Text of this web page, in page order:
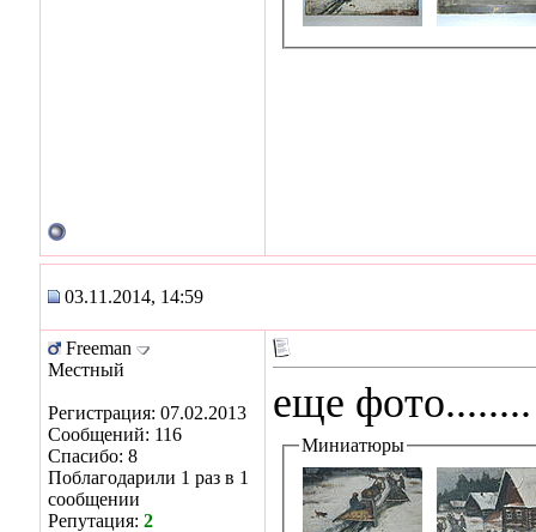
03.11.2014, 14:59
Freeman
Местный
Регистрация: 07.02.2013
Сообщений: 116
Спасибо: 8
Поблагодарили 1 раз в 1
сообщении
Репутация: 2
еще фото........
Миниатюры